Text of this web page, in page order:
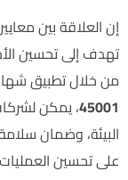
إن العلاقة بين
تهدف إلى تحسين
من خلال تطبيق
45001، يمكن
البيئة، وضمان
على تحسين